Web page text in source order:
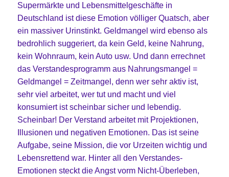
Supermärkte und Lebensmittelgeschäfte in
Deutschland ist diese Emotion völliger Quatsch, aber
ein massiver Urinstinkt. Geldmangel wird ebenso als
bedrohlich suggeriert, da kein Geld, keine Nahrung,
kein Wohnraum, kein Auto usw. Und dann errechnet
das Verstandesprogramm aus Nahrungsmangel =
Geldmangel = Zeitmangel, denn wer sehr aktiv ist,
sehr viel arbeitet, wer tut und macht und viel
konsumiert ist scheinbar sicher und lebendig.
Scheinbar! Der Verstand arbeitet mit Projektionen,
Illusionen und negativen Emotionen. Das ist seine
Aufgabe, seine Mission, die vor Urzeiten wichtig und
Lebensrettend war. Hinter all den Verstandes-
Emotionen steckt die Angst vorm Nicht-Überleben,